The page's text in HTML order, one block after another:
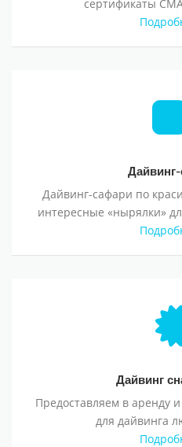
сертификаты
Дайвинг-сафари по
интересные «нырялки»
Дайвинг
Предоставляем в аренду
для дайвинга